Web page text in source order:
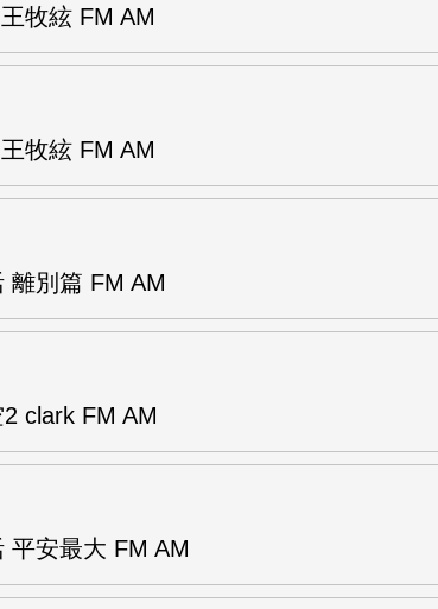
牧絃 FM AM
牧絃 FM AM
離別篇 FM AM
clark FM AM
平安最大 FM AM